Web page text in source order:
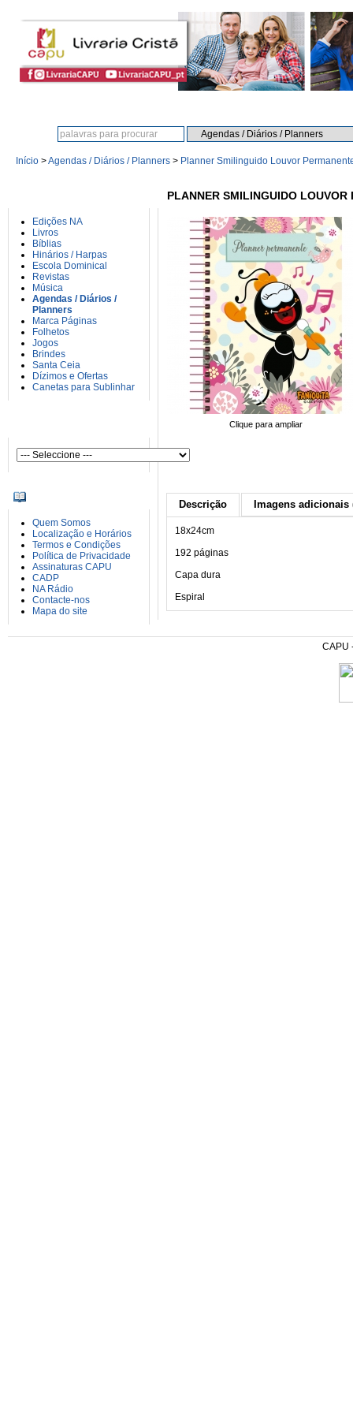
Início >Agendas / Diários / Planners > Planner Smilinguido Louvor
Edições NA
Livros
Bíblias
Hinários / Harpas
Escola Dominical
Revistas
Música
Agendas / Diários /
Planners
Marca Páginas
Folhetos
Jogos
Brindes
Santa Ceia
Dízimos e Ofertas
Canetas para Sublinhar
Quem Somos
Localização e Horários
Termos e Condições
Política de Privacidade
Assinaturas CAPU
CADP
NA Rádio
Contacte-nos
Mapa do site
PLANNER SMILINGUIDO LOUVOR
Clique para ampliar
Descrição Imagens adicionais
18x24cm
192 páginas
Capa dura
Espiral
CAPU